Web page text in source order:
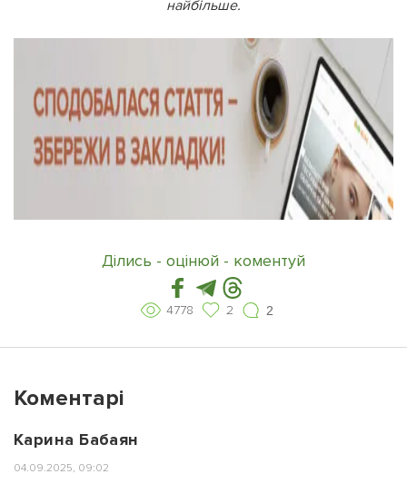
найбільше.
Ділись - оцінюй - коментуй
4778 2 2
Коментарі
Карина Бабаян
04.09.2025, 09:02